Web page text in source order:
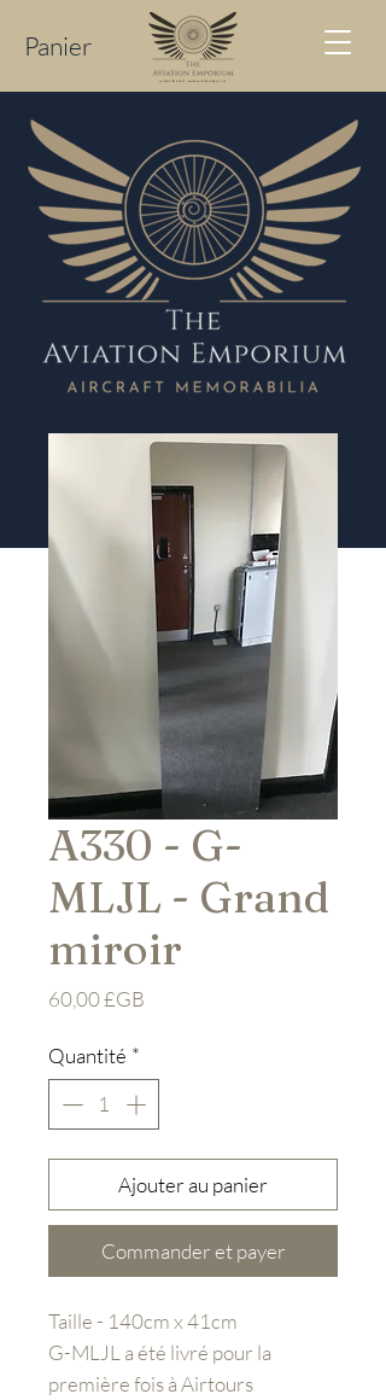
Panier
A330 - G-
MLJL - Grand
miroir
60,00 £GB
Quantité *
Ajouter au panier
Commander et payer
Taille - 140cm x 41cm
G-MLJL a été livré pour la
première fois à Airtours